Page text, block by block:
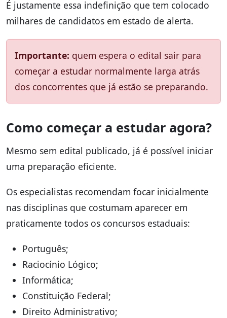
É justamente essa indefinição que tem colocado
milhares de candidatos em estado de alerta.
Importante: quem espera o edital sair para
começar a estudar normalmente larga atrás
dos concorrentes que já estão se preparando.
Como começar a estudar agora?
Mesmo sem edital publicado, já é possível iniciar
uma preparação eficiente.
Os especialistas recomendam focar inicialmente
nas disciplinas que costumam aparecer em
praticamente todos os concursos estaduais:
Português;
Raciocínio Lógico;
Informática;
Constituição Federal;
Direito Administrativo;